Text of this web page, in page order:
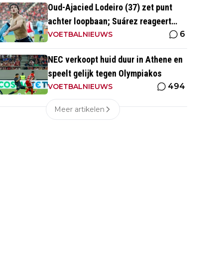
Oud-Ajacied Lodeiro (37) zet punt
achter loopbaan; Suárez reageert
emotioneel
VOETBALNIEUWS 6
NEC verkoopt huid duur in Athene en
speelt gelijk tegen Olympiakos
VOETBALNIEUWS 494
Meer artikelen